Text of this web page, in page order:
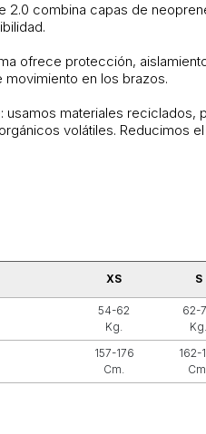
2.0 combina capas de
ofrece protección,
en los brazos.
usamos materiales
volátiles. Reducimos
XS S
54-62
Kg.
62-
Kg.
157-176
Cm.
162-